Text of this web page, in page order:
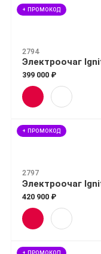
+ ПРОМОКОД
2794
Электроочаг
399 000 ₽
+ ПРОМОКОД
2797
Электроочаг
420 900 ₽
+ ПРОМОКОД